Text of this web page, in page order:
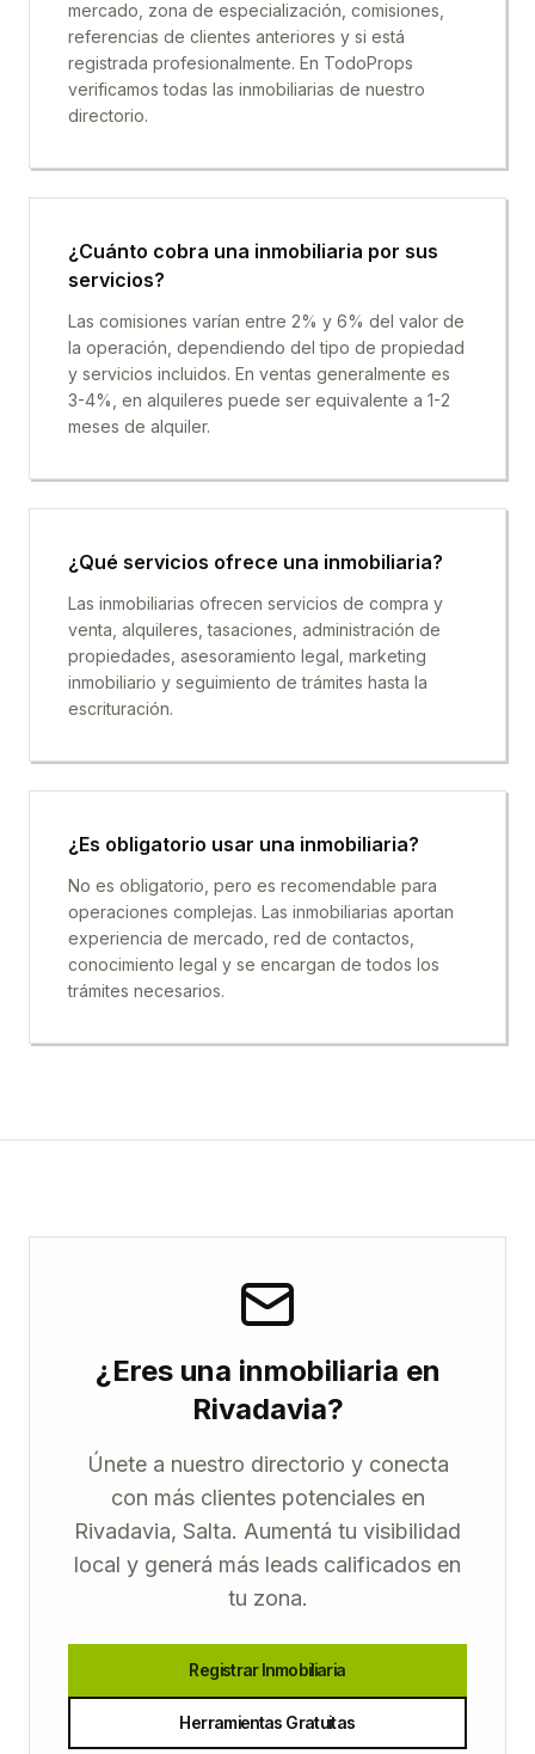
mercado, zona de especialización, comisiones,
referencias de clientes anteriores y si está
registrada profesionalmente. En TodoProps
verificamos todas las inmobiliarias de nuestro
directorio.
¿Cuánto cobra una inmobiliaria por sus
servicios?
Las comisiones varían entre 2% y 6% del valor de
la operación, dependiendo del tipo de propiedad
y servicios incluidos. En ventas generalmente es
3-4%, en alquileres puede ser equivalente a 1-2
meses de alquiler.
¿Qué servicios ofrece una inmobiliaria?
Las inmobiliarias ofrecen servicios de compra y
venta, alquileres, tasaciones, administración de
propiedades, asesoramiento legal, marketing
inmobiliario y seguimiento de trámites hasta la
escrituración.
¿Es obligatorio usar una inmobiliaria?
No es obligatorio, pero es recomendable para
operaciones complejas. Las inmobiliarias aportan
experiencia de mercado, red de contactos,
conocimiento legal y se encargan de todos los
trámites necesarios.
¿Eres una inmobiliaria en
Rivadavia?
Únete a nuestro directorio y conecta
con más clientes potenciales en
Rivadavia, Salta. Aumentá tu visibilidad
local y generá más leads calificados en
tu zona.
Registrar Inmobiliaria
Herramientas Gratuitas